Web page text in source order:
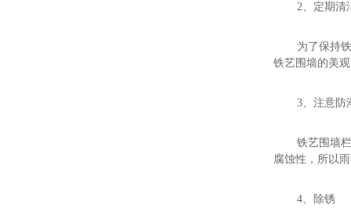
2、定期清
为了保持
铁艺围墙的美
3、注意防
铁艺围墙
腐蚀性，所以
4、除锈